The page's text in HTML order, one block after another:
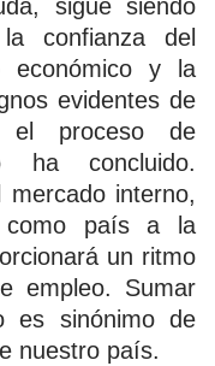
sigue siendo
confianza del
económico y la
evidentes de
el proceso de
ha concluido.
mercado interno,
como país a la
un ritmo
empleo. Sumar
es sinónimo de
nuestro país.